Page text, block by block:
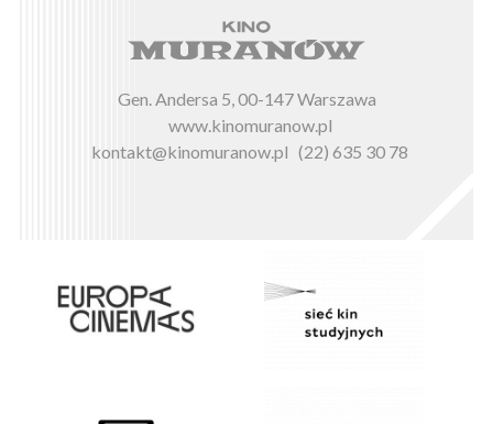
Gen. Andersa 5, 00-147 Warszawa
www.kinomuranow.pl
kontakt@kinomuranow.pl (22) 635 30 78